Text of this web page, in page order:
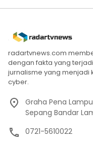
radartvnews.com
dengan fakta yang
jurnalisme yang
cyber.
Graha Pena
Sepang Bandar
0721-5610022